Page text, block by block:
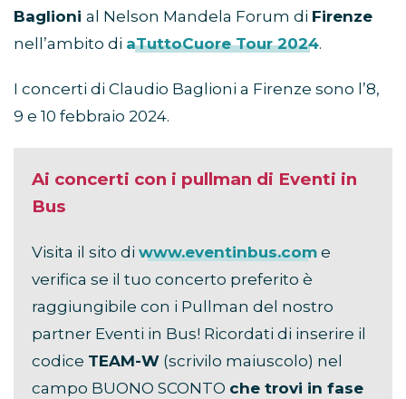
Baglioni al Nelson Mandela Forum di Firenze
nell’ambito di aTuttoCuore Tour 2024.
I concerti di Claudio Baglioni a Firenze sono l’8,
9 e 10 febbraio 2024.
Ai concerti con i pullman di Eventi in
Bus
Visita il sito di www.eventinbus.com e
verifica se il tuo concerto preferito è
raggiungibile con i Pullman del nostro
partner Eventi in Bus! Ricordati di inserire il
codice TEAM-W (scrivilo maiuscolo) nel
campo BUONO SCONTO che trovi in fase